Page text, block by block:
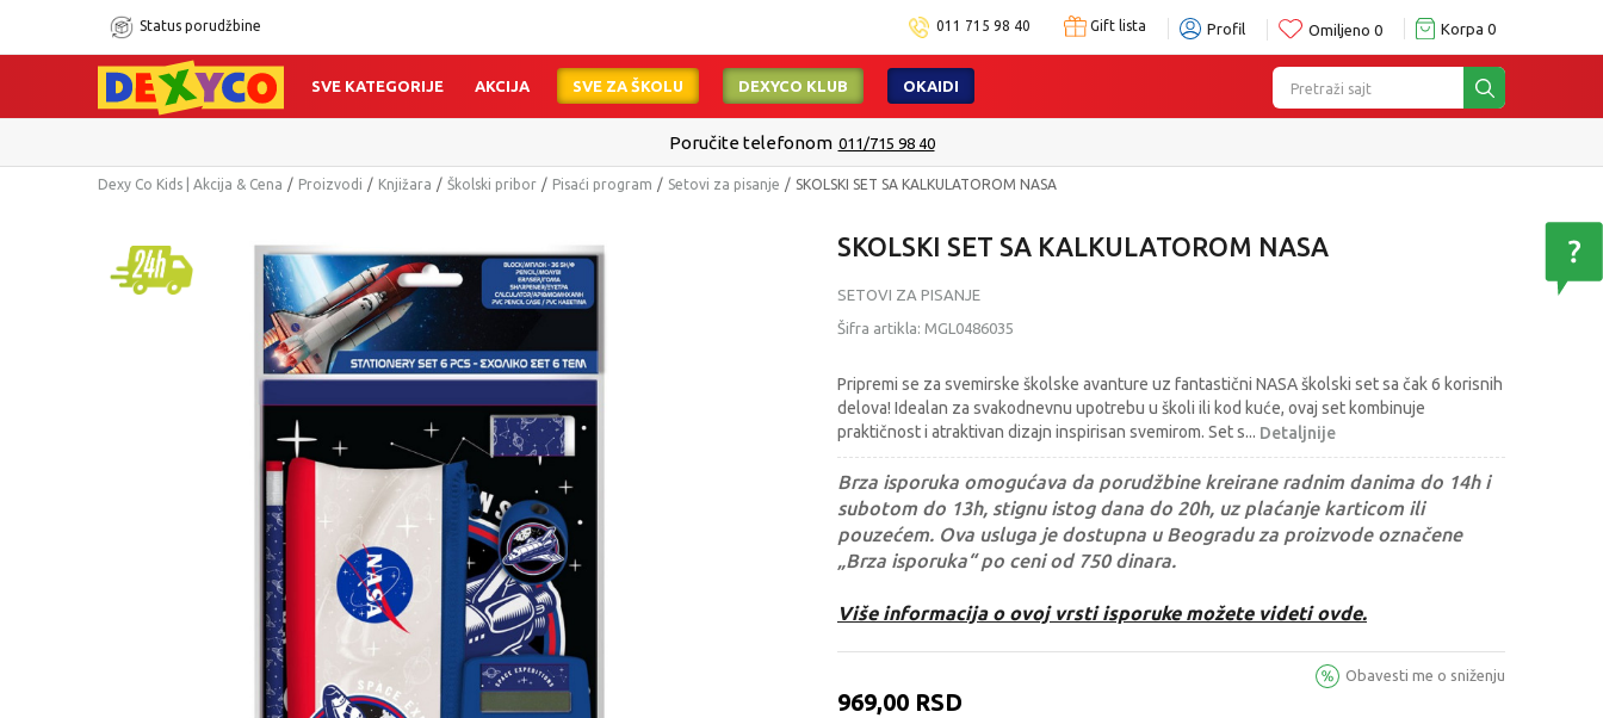
Status porudžbine 011 715 98 40 Gift lista Profil Omiljeno 0 Korpa 0
Pretraži sajt
SVE KATEGORIJE AKCIJA SVE ZA ŠKOLU DEXYCO KLUB OKAIDI
Poručite telefonom 011/715 98 40
Dexy Co Kids | Akcija & Cena Proizvodi Knjižara Školski pribor Pisaći program Setovi za pisanje SKOLSKI SET SA KALKULATOROM NASA
SKOLSKI SET SA KALKULATOROM NASA
SETOVI ZA PISANJE
Šifra artikla: MGL0486035
Pripremi se za svemirske školske avanture uz fantastični NASA školski set sa čak 6 korisnih
delova! Idealan za svakodnevnu upotrebu u školi ili kod kuće, ovaj set kombinuje
praktičnost i atraktivan dizajn inspirisan svemirom. Set s... Detaljnije
Brza isporuka omogućava da porudžbine kreirane radnim danima do 14h i
subotom do 13h, stignu istog dana do 20h, uz plaćanje karticom ili
pouzećem. Ova usluga je dostupna u Beogradu za proizvode označene
„Brza isporuka“ po ceni od 750 dinara.
Više informacija o ovoj vrsti isporuke možete videti ovde.
969,00 RSD
Obavesti me o sniženju